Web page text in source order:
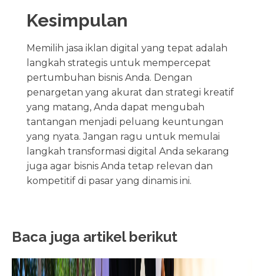
Kesimpulan
Memilih jasa iklan digital yang tepat adalah
langkah strategis untuk mempercepat
pertumbuhan bisnis Anda. Dengan
penargetan yang akurat dan strategi kreatif
yang matang, Anda dapat mengubah
tantangan menjadi peluang keuntungan
yang nyata. Jangan ragu untuk memulai
langkah transformasi digital Anda sekarang
juga agar bisnis Anda tetap relevan dan
kompetitif di pasar yang dinamis ini.
Baca juga artikel berikut